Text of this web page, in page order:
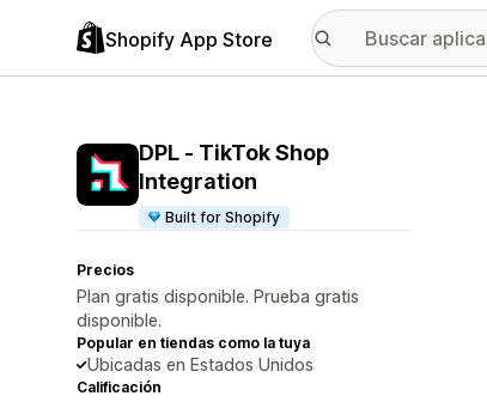
Shopify App Store
DPL ‑ TikTok Shop
Integration
Built for Shopify
Precios
Plan gratis disponible. Prueba gratis
disponible.
Popular en tiendas como la tuya
Ubicadas en Estados Unidos
Calificación